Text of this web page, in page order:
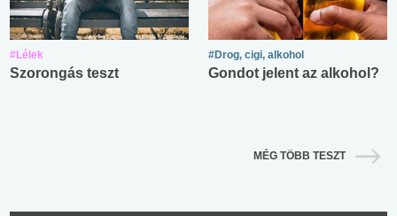
#Lélek
Szorongás teszt
#Drog, cigi, alkohol
Gondot jelent az alkohol?
MÉG TÖBB TESZT